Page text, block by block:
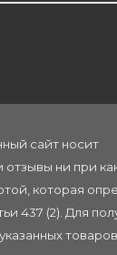
сайт носит
ни при
которая
437 (2). Для